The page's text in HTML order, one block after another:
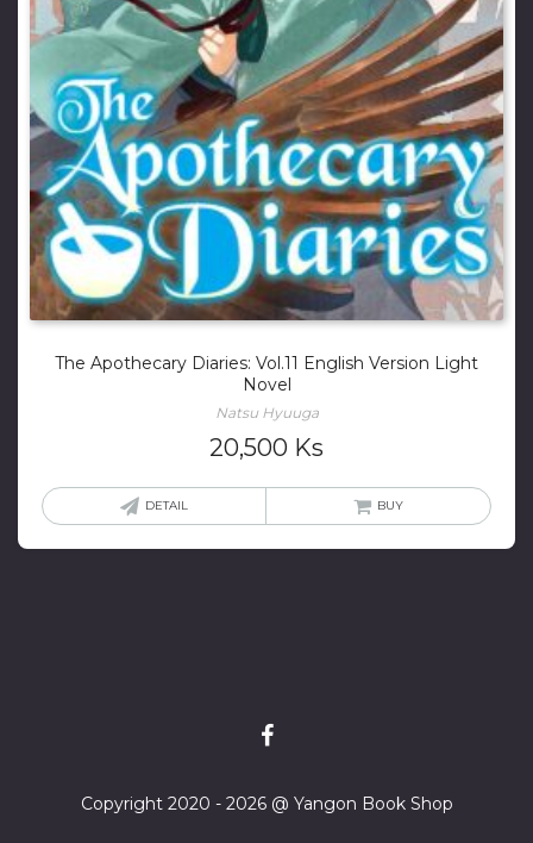
The Apothecary Diaries: Vol.11 English Version Light
Novel
Natsu Hyuuga
20,500 Ks
DETAIL BUY
Copyright 2020 - 2026 @ Yangon Book Shop